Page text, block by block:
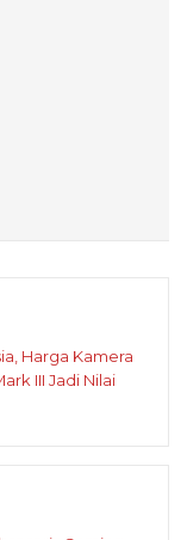
Harga Kamera
III Jadi Nilai